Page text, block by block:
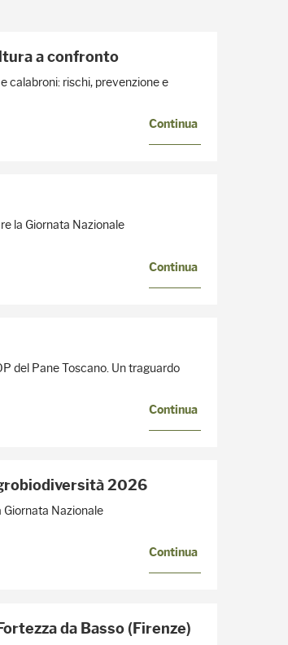
a confronto
calabroni: rischi, prevenzione e
Continua
la Giornata Nazionale
Continua
del Pane Toscano. Un traguardo
Continua
2026
Giornata Nazionale
Continua
da Basso (Firenze)